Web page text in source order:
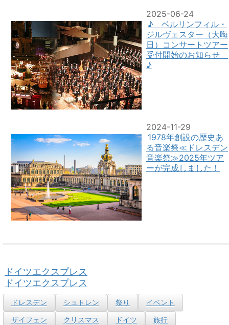
2025-06-24
♪ ベルリンフィル・
ジルヴェスター（大晦
日）コンサートツアー
受付開始のお知らせ
♪
2024-11-29
1978年創設の歴史あ
る音楽祭≪ドレスデン
音楽祭≫2025年ツア
ーが完成しました！
ドイツエクスプレス
ドイツエクスプレス
ドレスデン シュトレン 祭り
イベント
ザイフェン
クリスマス ドイツ 旅行